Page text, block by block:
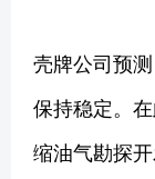
壳牌公司预
保持稳定。
缩油气勘探